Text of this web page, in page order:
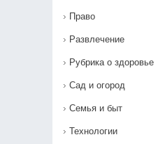
Право
Развлечение
Рубрика о здоровье
Сад и огород
Семья и быт
Технологии